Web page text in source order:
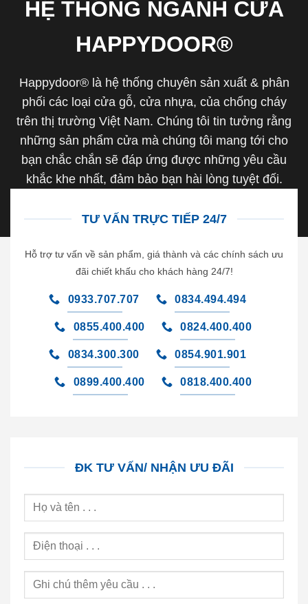
HỆ THỐNG NGÀNH CỬA
HAPPYDOOR®
Happydoor® là hệ thống chuyên sản xuất & phân
phối các loại cửa gỗ, cửa nhựa, của chống cháy
trên thị trường Việt Nam. Chúng tôi tin tưởng rằng
những sản phẩm cửa mà chúng tôi mang tới cho
bạn chắc chắn sẽ đáp ứng được những yêu cầu
khắc khe nhất, đảm bảo bạn hài lòng tuyệt đối.
TƯ VẤN TRỰC TIẾP 24/7
Hỗ trợ tư vấn về sản phẩm, giá thành và các chính sách ưu
đãi chiết khấu cho khách hàng 24/7!
0933.707.707 0834.494.494
0855.400.400 0824.400.400
0834.300.300 0854.901.901
0899.400.400 0818.400.400
ĐK TƯ VẤN/ NHẬN ƯU ĐÃI